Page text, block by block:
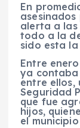
En
asesinados
alerta a las
todo a la
sido esta
Entre
ya contaba
entre ellos,
Seguridad
que fue
hijos,
el